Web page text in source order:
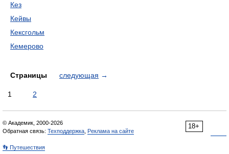
Кез
Кейвы
Кексгольм
Кемерово
Страницы следующая →
1 2
18+
© Академик, 2000-2026
Обратная связь: Техподдержка Реклама на сайте
👣 Путешествия